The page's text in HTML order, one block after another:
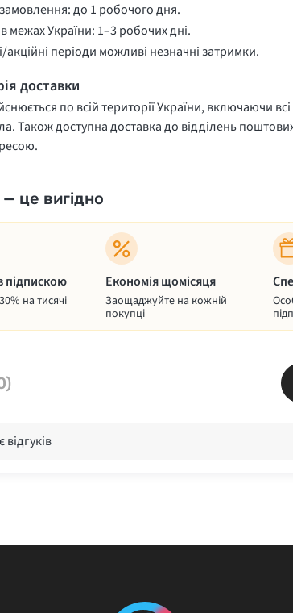
до 1 робочого дня.
межах України: 1–3 робочих дні.
акційні періоди можливі незначні затримки.
доставки
по всій території України, включаючи
Також доступна доставка до відділень
це вигідно
підпискою
на тисячі
Економія щомісяця
Заощаджуйте на кожній
покупці